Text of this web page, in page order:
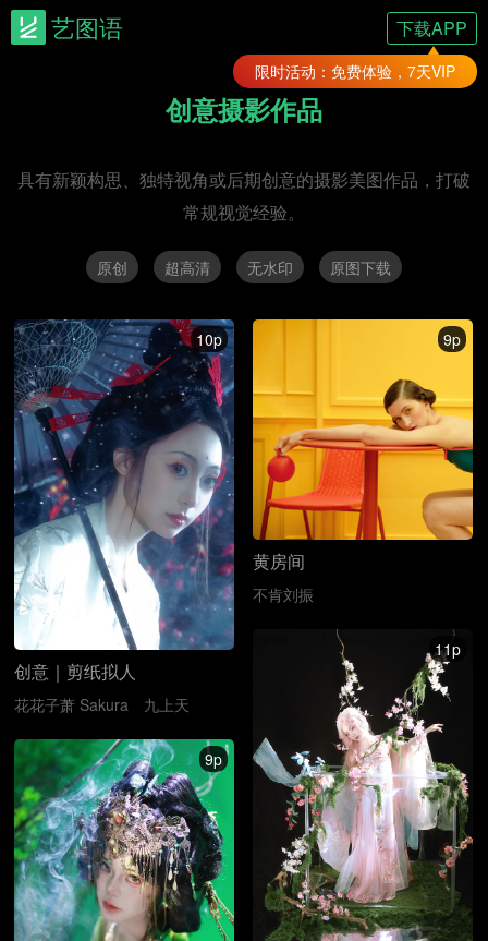
艺图语 下载APP
限时活动：免费体验，7天VIP
创意摄影作品
具有新颖构思、独特视角或后期创意的摄影美图作品，打破
常规视觉经验。
原创 超高清 无水印 原图下载
10p
创意｜剪纸拟人
花花子萧 Sakura 九上天
9p
黄房间
不肯刘振
11p
9p